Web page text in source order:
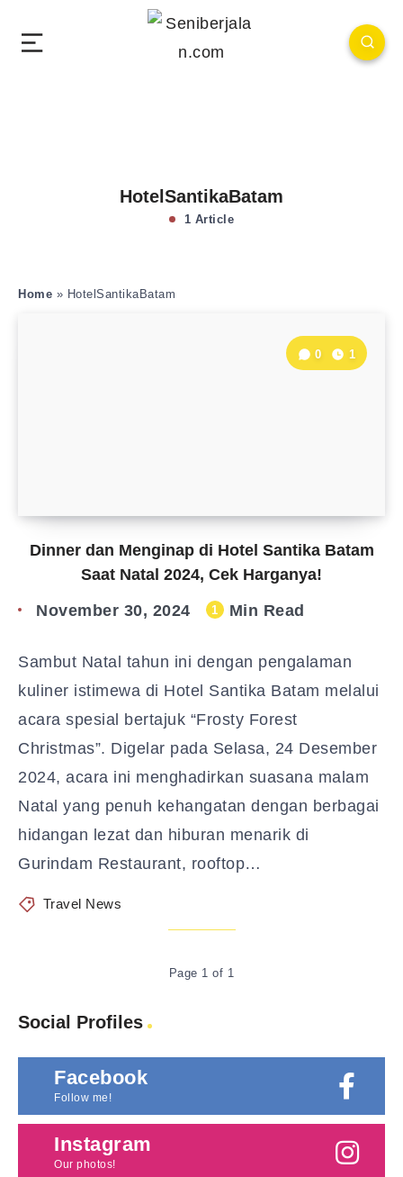
HotelSantikaBatam
1 Article
Home » HotelSantikaBatam
Dinner dan Menginap di Hotel Santika Batam
Saat Natal 2024, Cek Harganya!
0 1
November 30, 2024 1 Min Read
Sambut Natal tahun ini dengan pengalaman
kuliner istimewa di Hotel Santika Batam melalui
acara spesial bertajuk “Frosty Forest
Christmas”. Digelar pada Selasa, 24 Desember
2024, acara ini menghadirkan suasana malam
Natal yang penuh kehangatan dengan berbagai
hidangan lezat dan hiburan menarik di
Gurindam Restaurant, rooftop…
Travel News
Page 1 of 1
Social Profiles
Facebook
Follow me!
Instagram
Our photos!